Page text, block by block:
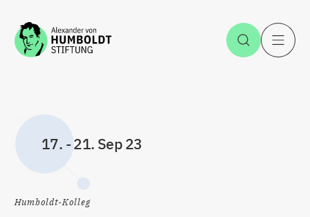
Zum Inhalt springen Suche
17. -21. Sep 23
Humboldt-Kolleg